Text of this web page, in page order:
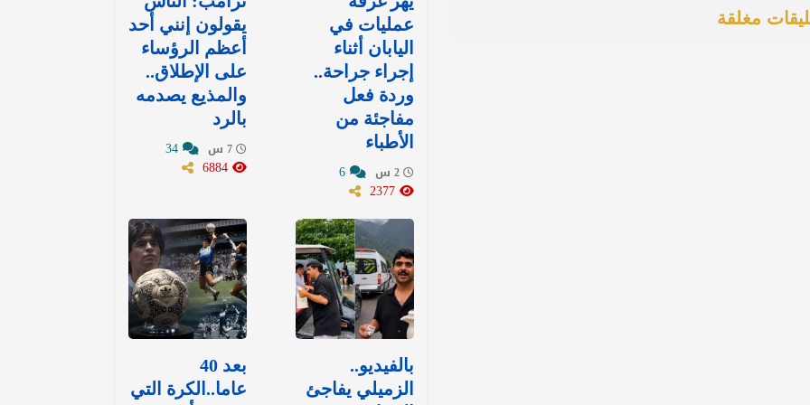
مغلقة
عمليات في
اليابان أثناء
إجراء جراحة..
وردة فعل
مفاجئة من
الأطباء
يقولون إنني أحد
أعظم الرؤساء
على الإطلاق..
والمذيع يصدمه
بالرد
بالفيديو..
الزميلي يفاجئ
بعد 40
عاما..الكرة التي